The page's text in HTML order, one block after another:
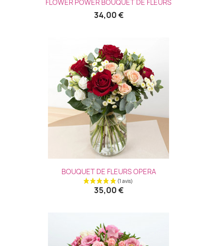
FLOWER POWER BOUQUET DE FLEURS
34,00 €
BOUQUET DE FLEURS OPERA
35,00 €